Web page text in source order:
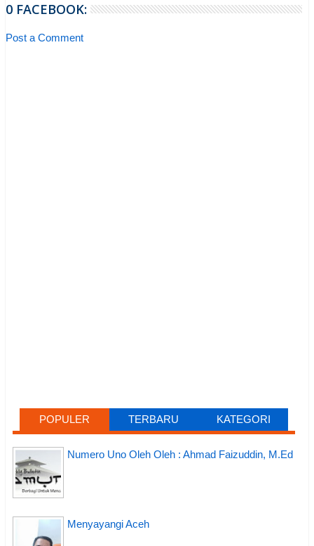
0 FACEBOOK:
Post a Comment
POPULER TERBARU KATEGORI
Numero Uno Oleh Oleh : Ahmad Faizuddin, M.Ed
Menyayangi Aceh